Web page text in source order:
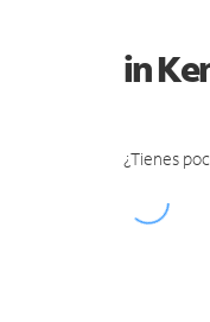
in
¿Tienes